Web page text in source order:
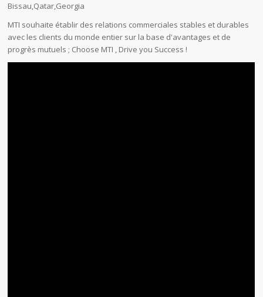
Bissau,Qatar,Georgia
MTI souhaite établir des relations commerciales stables et durables
avec les clients du monde entier sur la base d'avantages et de
progrès mutuels ; Choose MTI , Drive you Success !